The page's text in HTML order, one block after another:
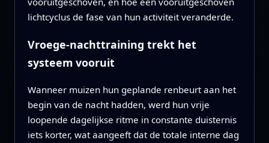
lichtcyclus de fase van hun activiteit veranderde.
Vroege-nachttraining trekt het
systeem vooruit
Wanneer muizen hun geplande renbeurt aan het
begin van de nacht hadden, werd hun vrije
loopende dagelijkse ritme in constante duisternis
iets korter, wat aangeeft dat de totale interne dag